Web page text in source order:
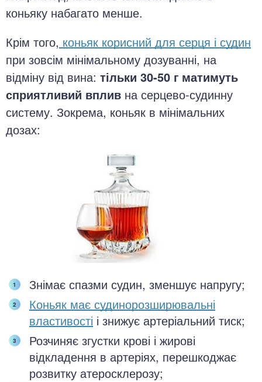
коньяку набагато менше.
Крім того, коньяк корисний для серця і судин
при зовсім мінімальному дозуванні, на
відміну від вина: тільки 30-50 г матимуть
сприятливий вплив на серцево-судинну
систему. Зокрема, коньяк в мінімальних
дозах:
Знімає спазми судин, зменшує напругу;
Коньяк має судинорозширювальні
властивості і знижує артеріальний тиск;
Розчиняє згустки крові і жирові
відкладення в артеріях, перешкоджає
розвитку атеросклерозу;